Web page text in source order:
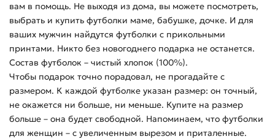
вам в помощь. Не выходя из дома, вы можете посмотреть,
выбрать и купить футболки маме, бабушке, дочке. И для
ваших мужчин найдутся футболки с прикольными
принтами. Никто без новогоднего подарка не останется.
Состав футболок – чистый хлопок (100%).
Чтобы подарок точно порадовал, не прогадайте с
размером. К каждой футболке указан размер: он точный,
не окажется ни больше, ни меньше. Купите на размер
больше – она будет свободной. Напоминаем, что футболки
для женщин – с увеличенным вырезом и приталенные.